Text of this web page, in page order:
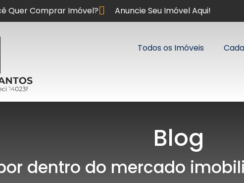
Anuncie Seu Imóvel Aqui!
Quer Comprar Imóvel?
Todos os Imóveis
Blog
dentro do mercado